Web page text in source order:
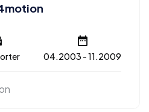
04.2003 - 11.2009